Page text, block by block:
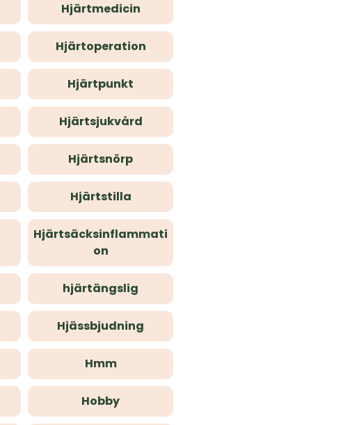
Hjärtmedicin
Hjärtoperation
Hjärtpunkt
Hjärtsjukvård
Hjärtsnörp
Hjärtstilla
Hjärtsäcksinflammati
on
hjärtängslig
Hjässbjudning
Hmm
Hobby